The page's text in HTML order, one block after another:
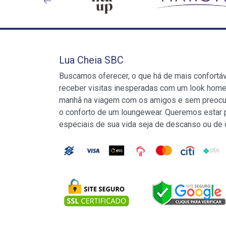
Lua Cheia SBC
Buscamos oferecer, o que há de mais
receber visitas inesperadas com um look
manhã na viagem com os amigos e sem
o conforto de um loungewear. Queremos
especiais de sua vida seja de descanso ou de